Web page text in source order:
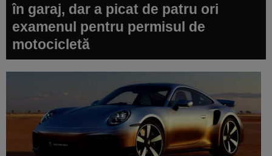
în garaj, dar a picat de patru ori
examenul pentru permisul de
motocicletă